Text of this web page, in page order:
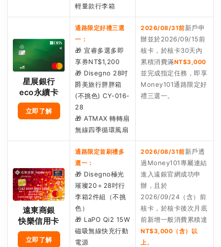
輕量款行李箱
星展銀行
eco永續卡
立即了解
通路限定好禮三選
一：
🎁 宜睿多選多即
享券NT$1,200
🎁 Disegno 28吋
爵美旅行胖胖箱
(不挑色) CY-016-
28
🎁 ATMAX 轉轉扇
無線四季循環風扇
2026/08/31前新戶申
辦並於2026/09/15前
核卡，於核卡30天內
累積消費滿NT$3,000
並完成指定任務，即享
Money101通路限定好
禮三選一。
遠東商銀
快樂信用卡
立即了解
通路限定首刷禮多
選一：
🎁 Disegno極光
璀璨20＋28吋行
李箱2件組（不挑
色）
🎁 LaPO Qi2 15W
磁吸無線快充行動
電源
2026/08/31前新戶透
過Money101專屬連結
進入遠銀官網成功申
辦，且於
2026/09/24（含）前
核卡，於核卡後次月底
前新增一般消費累積達
NT$3,000（含）以
上 。